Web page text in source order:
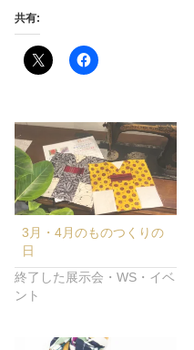
共有:
3月・4月のものつくりの
日
終了した展示会・WS・イベ
ント